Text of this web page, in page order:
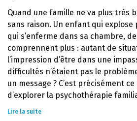
Quand une famille ne va plus très
sans raison. Un enfant qui explose
qui s’enferme dans sa chambre,
comprennent plus : autant de
l’impression d’être dans une
difficultés n’étaient pas le
un message ? C’est précisément
d’explorer la psychothérapie
Lire la suite